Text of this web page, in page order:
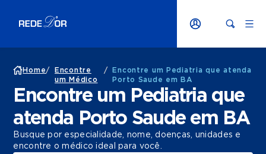
Home/
Encontre
um Médico
/
Encontre um Pediatria que atenda
Porto Saude em BA
Encontre um Pediatria que
atenda Porto Saude em BA
Busque por especialidade, nome, doenças, unidades e
encontre o médico ideal para você.